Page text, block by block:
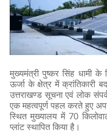
मुख्यमंत्री पुष्कर सिंह धामी
ऊर्जा के क्षेत्र में क्रांतिकारी
उत्तराखण्ड सूचना एवं लोक
एक महत्वपूर्ण पहल करते हुए
स्थित मुख्यालय में 70
प्लांट स्थापित किया है।